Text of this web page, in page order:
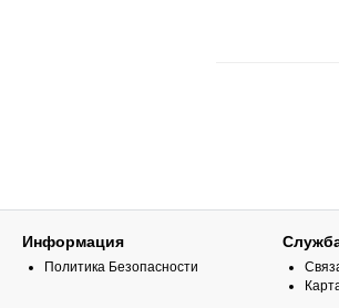
Информация
Политика Безопасности